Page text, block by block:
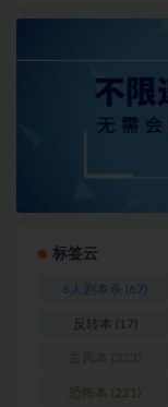
标签云
6人剧本杀 (67)
反转本 (17)
恐怖本 (221)